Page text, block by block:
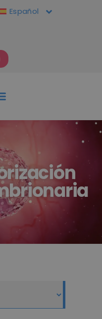
Español